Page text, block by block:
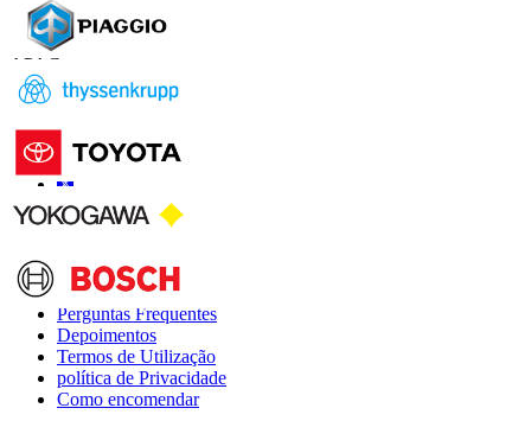
US+1 833 909 2966 ( chamada gratuita )
UK+44 808 502 0280 (chamada gratuita )
APAC
sales@fortunebusinessinsights.com
Conecte-se conosco
Informações
Perguntas Frequentes
Depoimentos
Termos de Utilização
política de Privacidade
Como encomendar